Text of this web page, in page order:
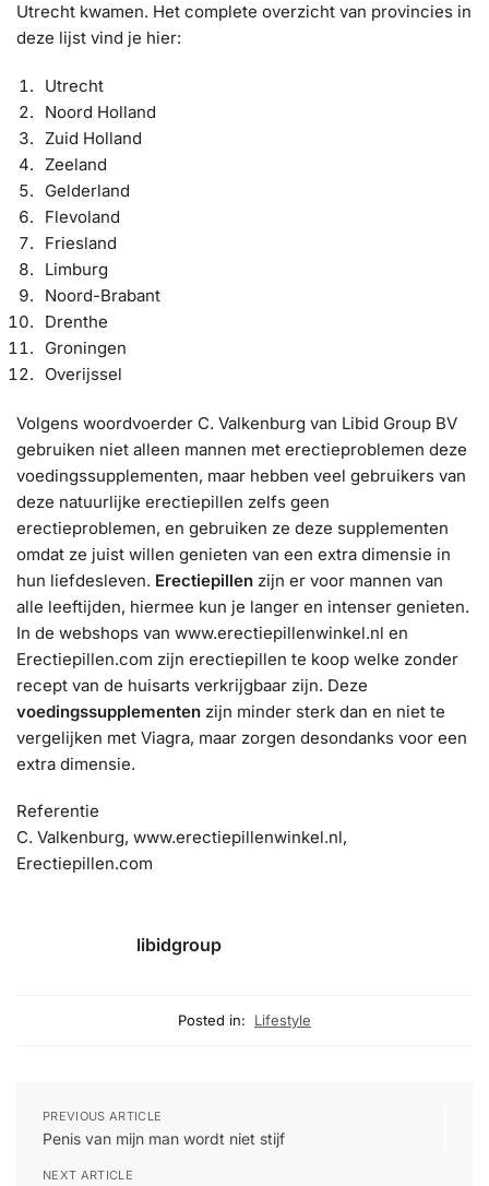
Utrecht kwamen. Het complete overzicht van provincies in
deze lijst vind je hier:
Utrecht
Noord Holland
Zuid Holland
Zeeland
Gelderland
Flevoland
Friesland
Limburg
Noord-Brabant
Drenthe
Groningen
Overijssel
Volgens woordvoerder C. Valkenburg van Libid Group BV
gebruiken niet alleen mannen met erectieproblemen deze
voedingssupplementen, maar hebben veel gebruikers van
deze natuurlijke erectiepillen zelfs geen
erectieproblemen, en gebruiken ze deze supplementen
omdat ze juist willen genieten van een extra dimensie in
hun liefdesleven. Erectiepillen zijn er voor mannen van
alle leeftijden, hiermee kun je langer en intenser genieten.
In de webshops van www.erectiepillenwinkel.nl en
Erectiepillen.com zijn erectiepillen te koop welke zonder
recept van de huisarts verkrijgbaar zijn. Deze
voedingssupplementen zijn minder sterk dan en niet te
vergelijken met Viagra, maar zorgen desondanks voor een
extra dimensie.
Referentie
C. Valkenburg, www.erectiepillenwinkel.nl,
Erectiepillen.com
libidgroup
Posted in: Lifestyle
PREVIOUS ARTICLE
Penis van mijn man wordt niet stijf
NEXT ARTICLE